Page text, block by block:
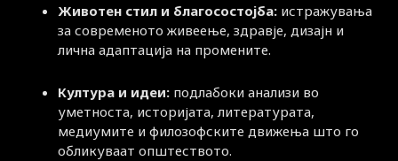
Животен стил и благосостојба: истражувања
за современото живеење, здравје, дизајн и
лична адаптација на промените.
Култура и идеи: подлабоки анализи во
уметноста, историјата, литературата,
медиумите и филозофските движења што го
обликуваат општеството.